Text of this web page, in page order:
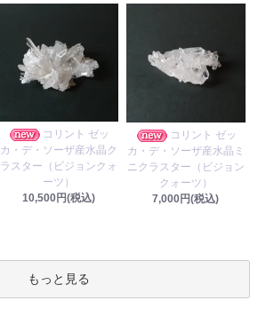
コリント ゼッ
カ・デ・ソーザ産水晶ク
ラスター（ビジョンクォ
ーツ）
10,500円(税込)
コリント ゼッ
カ・デ・ソーザ産水晶ミ
ニクラスター（ビジョン
クォーツ）
7,000円(税込)
もっと見る